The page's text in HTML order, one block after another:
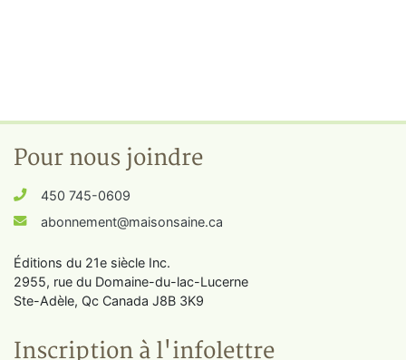
Pour nous joindre
450 745-0609
abonnement@maisonsaine.ca
Éditions du 21e siècle Inc.
2955, rue du Domaine-du-lac-Lucerne
Ste-Adèle, Qc Canada J8B 3K9
Inscription à l'infolettre